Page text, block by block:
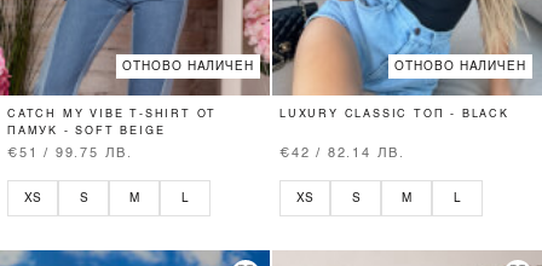
ОТНОВО НАЛИЧЕН
CATCH MY VIBE T-SHIRT ОТ
ПАМУК - SOFT BEIGE
€51 / 99.75 ЛВ.
XS S M
ОТНОВО НАЛИЧЕН
LUXURY CLASSIC ТОП - BLACK
€42 / 82.14 ЛВ.
XS S M